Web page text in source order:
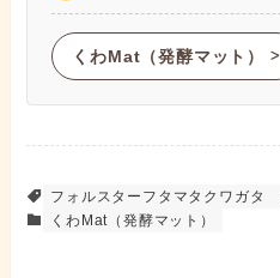
くわMat（発酵マット） ᐳ
フォルスターフタマタクワガタ
くわMat（発酵マット）